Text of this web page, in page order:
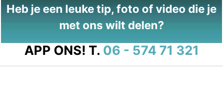
Heb je een leuke tip, foto of video die je
met ons wilt delen?
APP ONS! T. 06 - 574 71 321